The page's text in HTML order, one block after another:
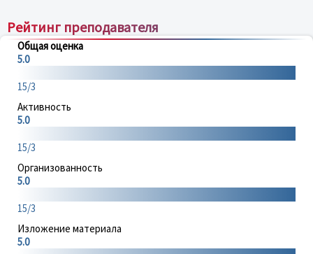
Рейтинг преподавателя
Общая оценка
5.0
15/3
Активность
5.0
15/3
Организованность
5.0
15/3
Изложение материала
5.0